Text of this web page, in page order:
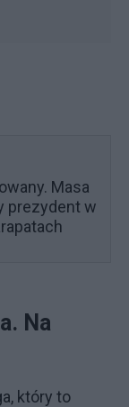
Masa
prezydent w
Na
który to